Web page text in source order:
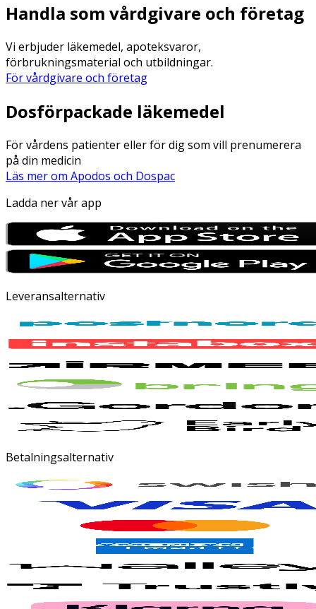
Handla som vårdgivare och företag
Vi erbjuder läkemedel, apoteksvaror,
förbrukningsmaterial och utbildningar.
För vårdgivare och företag
Dosförpackade läkemedel
För vårdens patienter eller för dig som vill prenumerera
på din medicin
Läs mer om Apodos och Dospac
Ladda ner vår app
Leveransalternativ
Betalningsalternativ